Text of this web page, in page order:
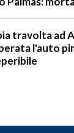
travolta ad
l'auto